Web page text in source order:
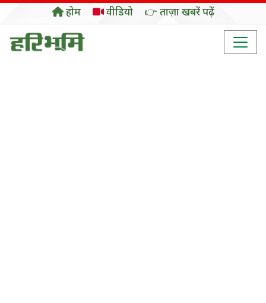
होम वीडियो 👉 ताज़ा खबरें पढ़ें